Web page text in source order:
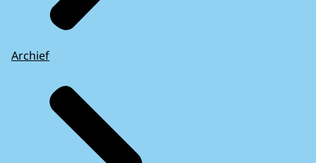
Archief